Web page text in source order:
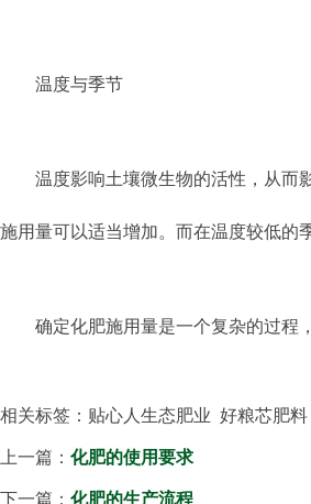
温度与季节
温度影响土壤微生物的活性，从而
施用量可以适当增加。而在温度较低的
确定化肥施用量是一个复杂的过程
相关标签：贴心人生态肥业 好粮芯肥
上一篇： 化肥的使用要求
下一篇： 化肥的生产流程